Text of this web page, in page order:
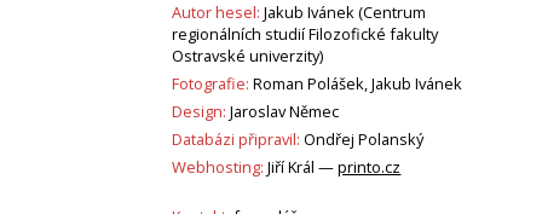
Autor hesel: Jakub Ivánek (Centrum
regionálních studií Filozofické fakulty
Ostravské univerzity)
Fotografie: Roman Polášek, Jakub Ivánek
Design: Jaroslav Němec
Databázi připravil: Ondřej Polanský
Webhosting: Jiří Král —printo.cz